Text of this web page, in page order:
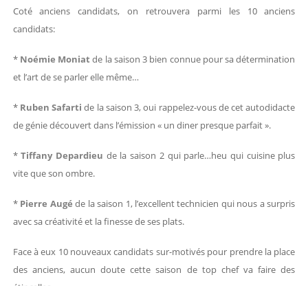
Coté anciens candidats, on retrouvera parmi les 10 anciens
candidats:
* Noémie Moniat de la saison 3 bien connue pour sa détermination
et l’art de se parler elle même…
* Ruben Safarti de la saison 3, oui rappelez-vous de cet autodidacte
de génie découvert dans l’émission « un diner presque parfait ».
*Tiffany Depardieu de la saison 2 qui parle…heu qui cuisine plus
vite que son ombre.
* Pierre Augé de la saison 1, l’excellent technicien qui nous a surpris
avec sa créativité et la finesse de ses plats.
Face à eux 10 nouveaux candidats sur-motivés pour prendre la place
des anciens, aucun doute cette saison de top chef va faire des